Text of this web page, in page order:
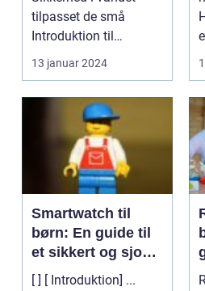
tilpasset de små
Introduktion til
svømmeveste til børn
13 januar 2024
Smartwatch til
børn: En guide til
et sikkert og sjovt
ur
[ ] [ Introduktion] ...